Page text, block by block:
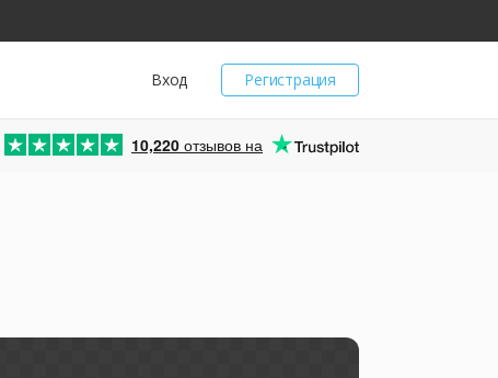
Регистрация
Вход
10,220 отзывов на